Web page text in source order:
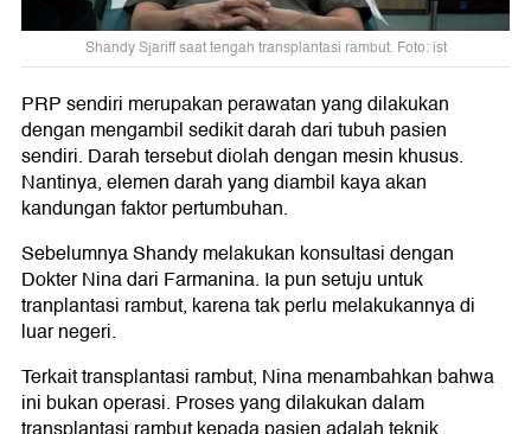
Shandy Sjariff saat tengah transplantasi rambut. Foto: ist
PRP sendiri merupakan perawatan yang dilakukan
dengan mengambil sedikit darah dari tubuh pasien
sendiri. Darah tersebut diolah dengan mesin khusus.
Nantinya, elemen darah yang diambil kaya akan
kandungan faktor pertumbuhan.
Sebelumnya Shandy melakukan konsultasi dengan
Dokter Nina dari Farmanina. Ia pun setuju untuk
tranplantasi rambut, karena tak perlu melakukannya di
luar negeri.
Terkait transplantasi rambut, Nina menambahkan bahwa
ini bukan operasi. Proses yang dilakukan dalam